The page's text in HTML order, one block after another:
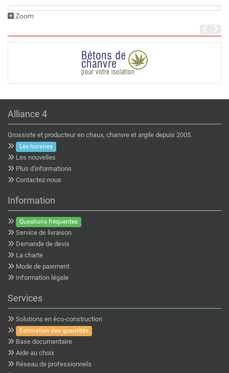
Zoom
Alliance 4
Grossiste et producteur en chaux, chanvre et argile depuis 2005.
Les horaires
Les nouvelles
Plus d'informations
Contactez-nous
Information
Questions fréquentes
Service de livraison
Demande de devis
La charte
Mode de paiement
Information légale
Services
Solutions en éco-construction
Estimation des quantités
Base documentaire
Aide au choix
Réseau de professionnels